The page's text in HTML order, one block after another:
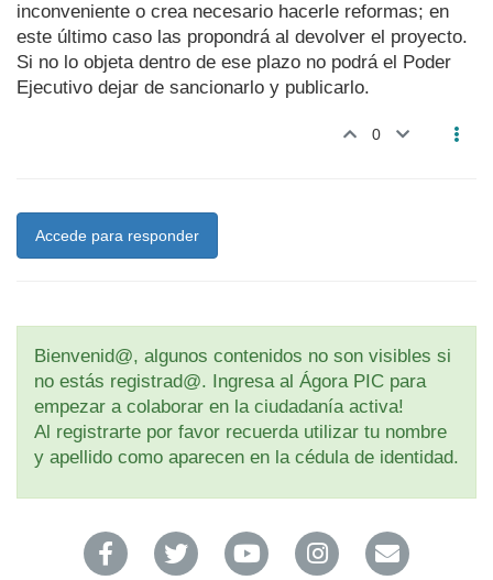
inconveniente o crea necesario hacerle reformas; en
este último caso las propondrá al devolver el proyecto.
Si no lo objeta dentro de ese plazo no podrá el Poder
Ejecutivo dejar de sancionarlo y publicarlo.
0
Accede para responder
Bienvenid@, algunos contenidos no son visibles si
no estás registrad@. Ingresa al Ágora PIC para
empezar a colaborar en la ciudadanía activa!
Al registrarte por favor recuerda utilizar tu nombre
y apellido como aparecen en la cédula de identidad.